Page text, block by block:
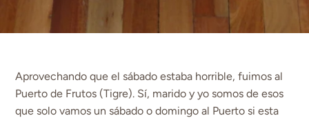
Aprovechando que el sábado estaba horrible, fuimos al
Puerto de Frutos (Tigre). Sí, marido y yo somos de esos
que solo vamos un sábado o domingo al Puerto si esta